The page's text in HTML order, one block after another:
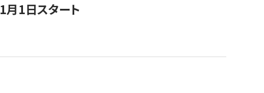
月1日スタート